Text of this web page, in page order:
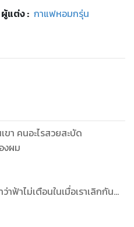
ผู้แต่ง : กาแฟหอมกรุ่น
า คนอะไรสวยสะบัด
งผม
าฟ้าไม่เตือนในเมื่อเราเลิกกัน